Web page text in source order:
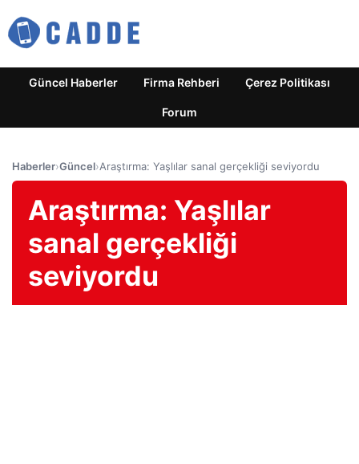
Güncel Haberler Firma Rehberi Çerez Politikası
Forum
Haberler›Güncel›Araştırma: Yaşlılar sanal gerçekliği seviyordu
Araştırma: Yaşlılar
sanal gerçekliği
seviyordu